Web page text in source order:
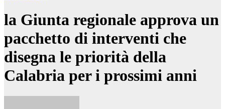
la Giunta regionale approva un
pacchetto di interventi che
disegna le priorità della
Calabria per i prossimi anni